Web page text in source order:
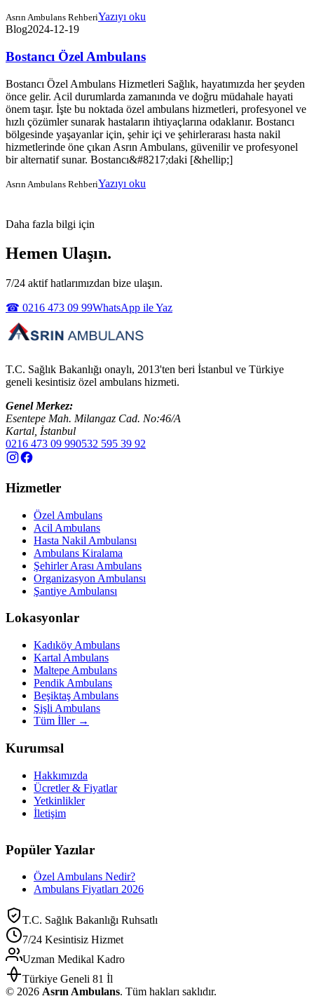
Asrın Ambulans RehberiYazıyı oku
Blog2024-12-19
Bostancı Özel Ambulans
Bostancı Özel Ambulans Hizmetleri Sağlık, hayatımızda her şeyden
önce gelir. Acil durumlarda zamanında ve doğru müdahale hayati
önem taşır. İşte bu noktada özel ambulans hizmetleri, profesyonel ve
hızlı çözümler sunarak hastaların ihtiyaçlarına odaklanır. Bostancı
bölgesinde yaşayanlar için, şehir içi ve şehirlerarası hasta nakil
hizmetlerinde öne çıkan Asrın Ambulans, güvenilir ve profesyonel
bir alternatif sunar. Bostancı&#8217;daki [&hellip;]
Asrın Ambulans RehberiYazıyı oku
Daha fazla bilgi için
Hemen Ulaşın.
7/24 aktif hatlarımızdan bize ulaşın.
☎ 0216 473 09 99WhatsApp ile Yaz
T.C. Sağlık Bakanlığı onaylı, 2013'ten beri İstanbul ve Türkiye
geneli kesintisiz özel ambulans hizmeti.
Genel Merkez:
Esentepe Mah. Milangaz Cad. No:46/A
Kartal, İstanbul
0216 473 09 990532 595 39 92
Hizmetler
Özel Ambulans
Acil Ambulans
Hasta Nakil Ambulansı
Ambulans Kiralama
Şehirler Arası Ambulans
Organizasyon Ambulansı
Şantiye Ambulansı
Lokasyonlar
Kadıköy Ambulans
Kartal Ambulans
Maltepe Ambulans
Pendik Ambulans
Beşiktaş Ambulans
Şişli Ambulans
Tüm İller →
Kurumsal
Hakkımızda
Ücretler & Fiyatlar
Yetkinlikler
İletişim
Popüler Yazılar
Özel Ambulans Nedir?
Ambulans Fiyatları 2026
T.C. Sağlık Bakanlığı Ruhsatlı
7/24 Kesintisiz Hizmet
Uzman Medikal Kadro
Türkiye Geneli 81 İl
© 2026 Asrın Ambulans. Tüm hakları saklıdır.